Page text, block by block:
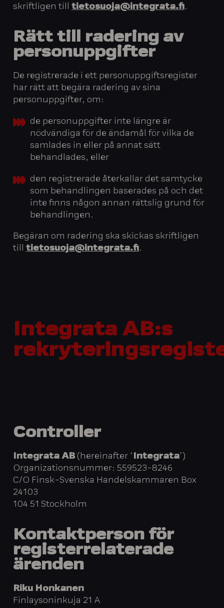
skriftligen tilltietosuoja@integrata.fi.
Rätt till radering av
personuppgifter
De registrerade i ett personuppgiftsregister
har rätt att begära radering av sina
personuppgifter, om:
de personuppgifter inte längre är
nödvändiga för de ändamål för vilka de
samlades in eller på annat sätt
behandlades, eller
den registrerade återkallar det samtycke
som behandlingen baserades på och det
inte finns någon annan rättslig grund för
behandlingen.
Begäran om radering ska skickas skriftligen
tilltietosuoja@integrata.fi.
Integrata AB:s
Controller
Integrata AB(hereinafter ‘ Integrata’)
Organizationsnummer: 559523-8246
C/O Finsk-Svenska Handelskammaren Box
24103
104 51 Stockholm
Kontaktperson för
registerrelaterade
ärenden
Riku Honkanen
Finlaysoninkuja 21 A